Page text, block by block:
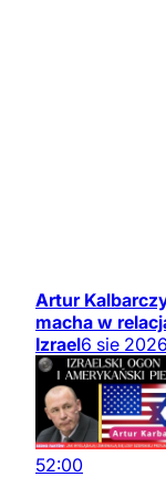
Artur
macha w
Izrael6 sie 2026
52:00